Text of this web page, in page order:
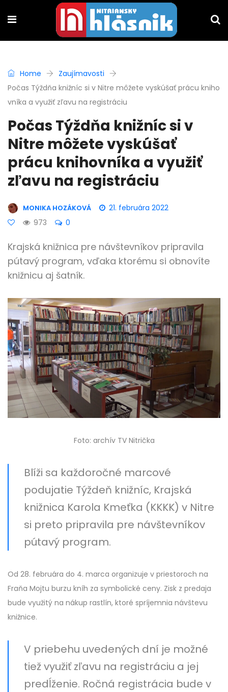
Home
Zaujímavosti
Počas Týždňa knižníc si v Nitre môžete vyskúšať prácu kniho
vníka a využiť zľavu na registráciu
Počas Týždňa knižníc si v
Nitre môžete vyskúšať
prácu knihovníka a využiť
zľavu na registráciu
MONIKA HOZÁKOVÁ
21. februára 2022
973
0
Krajská knižnica pre návštevníkov pripravila
pútavý program, vďaka ktorému si obnovíte
knižnicu aj šatník.
Foto: archív TV Nitrička
Blíži sa každoročné marcové
podujatie Týždeň knižníc, Krajská
knižnica Karola Kmeťka (KKKK) v Nitre
si preto pripravila pre návštevníkov
pútavý program.
Od 28. februára do 4. marca organizuje v priestoroch na
Fraňa Mojtu burzu kníh za symbolické ceny. Zisk z predaja
bude využitý na nákup rastlín, ktoré spríjemnia návštevu
knižnice.
V priebehu uvedených dní je možné
tiež využiť zľavu na registráciu a jej
predĺženie. Ročná registrácia bude v